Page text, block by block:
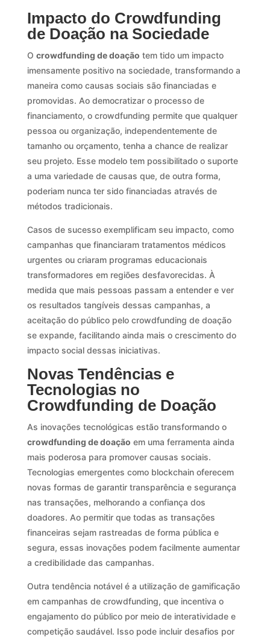
Impacto do Crowdfunding
de Doação na Sociedade
O crowdfunding de doação tem tido um impacto
imensamente positivo na sociedade, transformando a
maneira como causas sociais são financiadas e
promovidas. Ao democratizar o processo de
financiamento, o crowdfunding permite que qualquer
pessoa ou organização, independentemente de
tamanho ou orçamento, tenha a chance de realizar
seu projeto. Esse modelo tem possibilitado o suporte
a uma variedade de causas que, de outra forma,
poderiam nunca ter sido financiadas através de
métodos tradicionais.
Casos de sucesso exemplificam seu impacto, como
campanhas que financiaram tratamentos médicos
urgentes ou criaram programas educacionais
transformadores em regiões desfavorecidas. À
medida que mais pessoas passam a entender e ver
os resultados tangíveis dessas campanhas, a
aceitação do público pelo crowdfunding de doação
se expande, facilitando ainda mais o crescimento do
impacto social dessas iniciativas.
Novas Tendências e
Tecnologias no
Crowdfunding de Doação
As inovações tecnológicas estão transformando o
crowdfunding de doação em uma ferramenta ainda
mais poderosa para promover causas sociais.
Tecnologias emergentes como blockchain oferecem
novas formas de garantir transparência e segurança
nas transações, melhorando a confiança dos
doadores. Ao permitir que todas as transações
financeiras sejam rastreadas de forma pública e
segura, essas inovações podem facilmente aumentar
a credibilidade das campanhas.
Outra tendência notável é a utilização de gamificação
em campanhas de crowdfunding, que incentiva o
engajamento do público por meio de interatividade e
competição saudável. Isso pode incluir desafios por